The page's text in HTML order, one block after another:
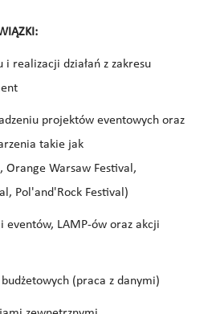
i realizacji działań z zakresu
projektów eventowych oraz
takie jak
Orange Warsaw Festival,
Pol'and'Rock Festival)
eventów, LAMP-ów oraz akcji
(praca z danymi)